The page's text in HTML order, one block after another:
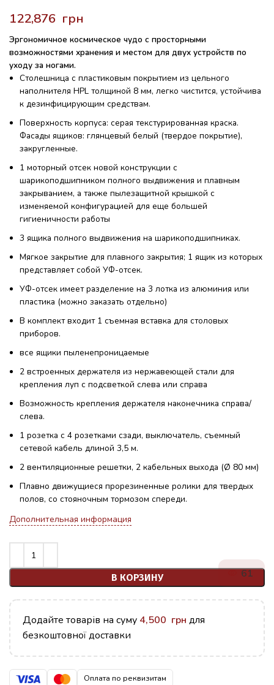
грн
Эргономичное космическое чудо с просторными
возможностями хранения и местом для двух устройств по
уходу за ногами.
Столешница с пластиковым покрытием из цельного
наполнителя HPL толщиной 8 мм, легко чистится, устойчива
к дезинфицирующим средствам.
Поверхность корпуса: серая текстурированная краска.
Фасады ящиков: глянцевый белый (твердое покрытие),
закругленные.
1 моторный отсек новой конструкции с
шарикоподшипником полного выдвижения и плавным
закрыванием, а также пылезащитной крышкой с
изменяемой конфигурацией для еще большей
гигиеничности работы
3 ящика полного выдвижения на шарикоподшипниках.
Мягкое закрытие для плавного закрытия; 1 ящик из которых
представляет собой УФ-отсек.
УФ-отсек имеет разделение на 3 лотка из алюминия или
пластика (можно заказать отдельно)
В комплект входит 1 съемная вставка для столовых
приборов.
все ящики пыленепроницаемые
2 встроенных держателя из нержавеющей стали для
крепления луп с подсветкой слева или справа
Возможность крепления держателя наконечника справа/
слева.
1 розетка с 4 розетками сзади, выключатель, съемный
сетевой кабель длиной 3,5 м.
2 вентиляционные решетки, 2 кабельных выхода (Ø 80 мм)
Плавно движущиеся прорезиненные ролики для твердых
полов, со стояночным тормозом спереди.
Дополнительная информация
В КОРЗИНУ 61
Додайте товарів на суму 4,500 грн для
безкоштовної доставки
Оплата по реквизитам